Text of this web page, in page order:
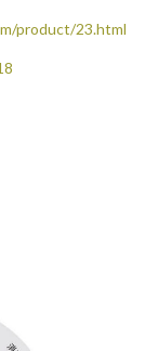
product/23.html